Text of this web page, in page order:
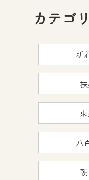
カテゴ
新
八